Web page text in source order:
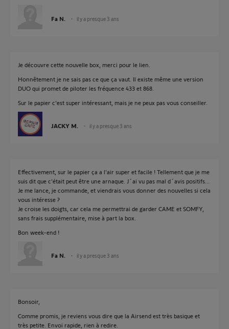
Fa N. il y a presque 3 ans
Je découvre cette nouvelle box, merci pour le lien.
Honnêtement je ne sais pas ce que ça vaut. Il existe même une version
DUO qui promet de piloter les fréquence 433 et 868.
Sur le papier c'est super intéressant, mais je ne peux pas vous conseiller.
JACKY M. il y a presque 3 ans
Effectivement, sur le papier ça a l'air super et facile ! Tellement que je me
suis dit que c'était peut être une arnaque. J´ai vu pas mal d´avis positifs...
Je me lance, je commande, et viendrais vous donner des nouvelles si cela
vous intéresse ?
Je croise les doigts, car cela me permettrai de garder CAME et SOMFY,
sans frais supplémentaire, mise à part la box.
Bon week-end !
Fa N. il y a presque 3 ans
Bonsoir,
Comme promis, je reviens vous dire que la Airsend est très basique et
très petite. Envoi rapide, rien à redire.